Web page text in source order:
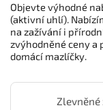
Objevte výhodné
(aktivní uhlí).
na zažívání i
zvýhodněné ceny a
domácí mazlíčky.